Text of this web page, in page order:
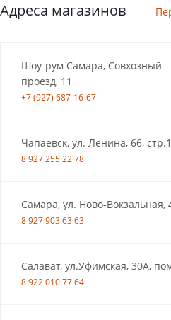
Адреса магазинов
Шоу-рум Самара, Совхозный
проезд, 11
+7 (927) 687-16-67
Чапаевск, ул. Ленина, 66, стр.1
8 927 255 22 78
Самара, ул. Ново-Вокзальная,
8 927 903 63 63
Салават, ул.Уфимская, 30А,
8 922 010 77 64